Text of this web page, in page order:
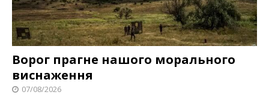
Ворог прагне нашого морального
виснаження
07/08/2026